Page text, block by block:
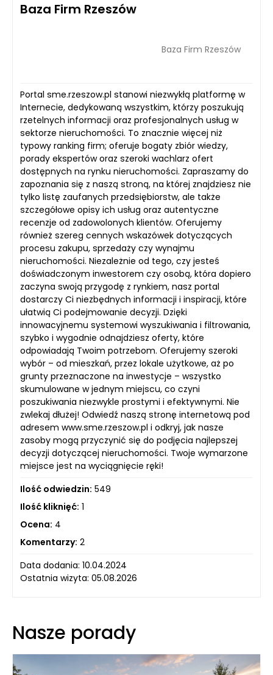
Baza Firm Rzeszów
Baza Firm Rzeszów
Portal sme.rzeszow.pl stanowi niezwykłą platformę w
Internecie, dedykowaną wszystkim, którzy poszukują
rzetelnych informacji oraz profesjonalnych usług w
sektorze nieruchomości. To znacznie więcej niż
typowy ranking firm; oferuje bogaty zbiór wiedzy,
porady ekspertów oraz szeroki wachlarz ofert
dostępnych na rynku nieruchomości. Zapraszamy do
zapoznania się z naszą stroną, na której znajdziesz nie
tylko listę zaufanych przedsiębiorstw, ale także
szczegółowe opisy ich usług oraz autentyczne
recenzje od zadowolonych klientów. Oferujemy
również szereg cennych wskazówek dotyczących
procesu zakupu, sprzedaży czy wynajmu
nieruchomości. Niezależnie od tego, czy jesteś
doświadczonym inwestorem czy osobą, która dopiero
zaczyna swoją przygodę z rynkiem, nasz portal
dostarczy Ci niezbędnych informacji i inspiracji, które
ułatwią Ci podejmowanie decyzji. Dzięki
innowacyjnemu systemowi wyszukiwania i filtrowania,
szybko i wygodnie odnajdziesz oferty, które
odpowiadają Twoim potrzebom. Oferujemy szeroki
wybór – od mieszkań, przez lokale użytkowe, aż po
grunty przeznaczone na inwestycje – wszystko
skumulowane w jednym miejscu, co czyni
poszukiwania niezwykle prostymi i efektywnymi. Nie
zwlekaj dłużej! Odwiedź naszą stronę internetową pod
adresem www.sme.rzeszow.pl i odkryj, jak nasze
zasoby mogą przyczynić się do podjęcia najlepszej
decyzji dotyczącej nieruchomości. Twoje wymarzone
miejsce jest na wyciągnięcie ręki!
Ilość odwiedzin: 549
Ilość kliknięć: 1
Ocena: 4
Komentarzy: 2
Data dodania: 10.04.2024
Ostatnia wizyta: 05.08.2026
Nasze porady